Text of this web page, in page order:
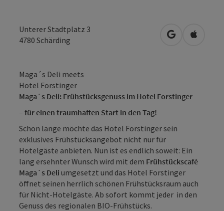
Unterer Stadtplatz 3
4780 Schärding in Google
in
Maga´s Deli meets
Hotel Forstinger
Maga´s Deli: Frühstücksgenuss im Hotel Forstinger
– für einen traumhaften Start in den Tag!
Schon lange möchte das Hotel Forstinger sein
exklusives Frühstücksangebot nicht nur für
Hotelgäste anbieten. Nun ist es endlich soweit: Ein
lang ersehnter Wunsch wird mit dem Frühstückscafé
Maga´s Deli umgesetzt und das Hotel Forstinger
öffnet seinen herrlich schönen Frühstücksraum auch
für Nicht-Hotelgäste. Ab sofort kommt jeder in den
Genuss des regionalen BIO-Frühstücks.